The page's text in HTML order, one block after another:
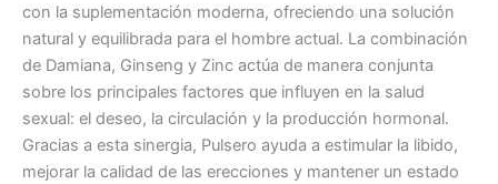
con la suplementación moderna, ofreciendo una solución
natural y equilibrada para el hombre actual. La combinación
de Damiana, Ginseng y Zinc actúa de manera conjunta
sobre los principales factores que influyen en la salud
sexual: el deseo, la circulación y la producción hormonal.
Gracias a esta sinergia, Pulsero ayuda a estimular la libido,
mejorar la calidad de las erecciones y mantener un estado